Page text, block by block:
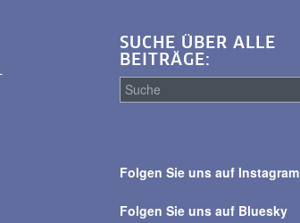
SUCHE ÜBER ALLE
BEITRÄGE:
alle
Folgen Sie uns auf Instagram
Folgen Sie uns auf Bluesky